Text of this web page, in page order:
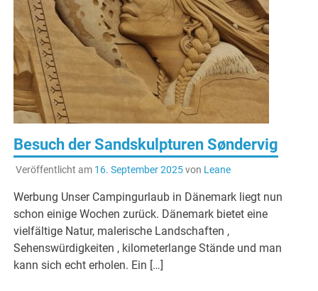
Besuch der Sandskulpturen Søndervig
Veröffentlicht am 16. September 2025von Leane
Werbung Unser Campingurlaub in Dänemark liegt nun
schon einige Wochen zurück. Dänemark bietet eine
vielfältige Natur, malerische Landschaften ,
Sehenswürdigkeiten , kilometerlange Stände und man
kann sich echt erholen. Ein […]